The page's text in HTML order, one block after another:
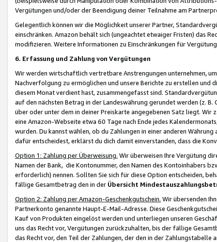
Vergütungen und/oder der Beendigung deiner Teilnahme am
Gelegentlich können wir die Möglichkeit unserer Partner,
einschränken. Amazon behält sich (ungeachtet etwaiger Fristen) das
modifizieren. Weitere Informationen zu Einschränkungen für
6. Erfassung und Zahlung von Vergütungen
Wir werden wirtschaftlich vertretbare Anstrengungen unternehmen,
Nachverfolgung zu ermöglichen und unsere Berichte zu erstellen und
diesem Monat verdient hast, zusammengefasst sind.
auf den nächsten Betrag in der Landeswährung gerundet werden (z.
über oder unter dem in deiner Preiskarte angegebenen Satz liegt.
eine Amazon-Webseite etwa 60 Tage nach Ende jedes
wurden. Du kannst wählen, ob du Zahlungen in einer anderen
dafür entscheidest, erklärst du dich damit einverstanden, dass die
Option 1: Zahlung per Überweisung. Wir überweisen Ihre Vergütung
Namen der Bank, die Kontonummer, den Namen des Kontoinhabers
erforderlich) nennen. Sollten Sie sich für diese Option entscheiden,
fällige Gesamtbetrag den in der Übersicht
Option 2: Zahlung per Amazon-Geschenkgutschein. Wir übersenden
Partnerkonto genannte Haupt-E-Mail-Adresse. Diese
Kauf von Produkten eingelöst werden und unterliegen unseren
uns das Recht vor, Vergütungen zurückzuhalten, bis der fällige
das Recht vor, den Teil der Zahlungen, der den in der